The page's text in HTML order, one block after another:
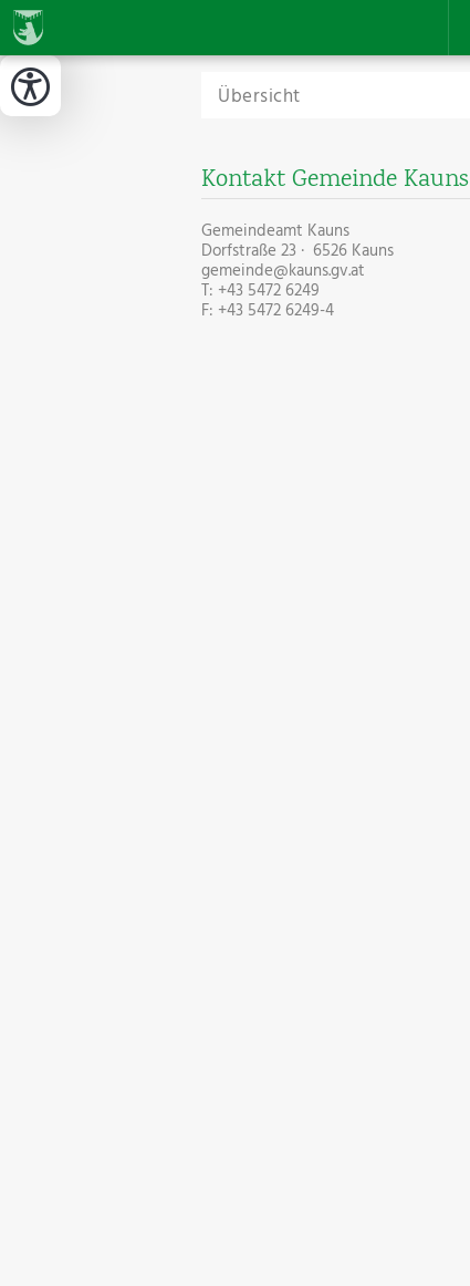
Übersicht
Kontakt Gemeinde Kauns
Gemeindeamt Kauns
Dorfstraße 23 · 6526 Kauns
gemeinde@kauns.gv.at
T: +43 5472 6249
F: +43 5472 6249-4